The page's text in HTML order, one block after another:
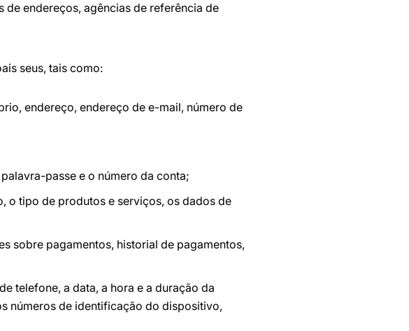
endereços, agências de referência de
seus, tais como:
endereço, endereço de e-mail, número de
passe e o número da conta;
o tipo de produtos e serviços, os dados de
sobre pagamentos, historial de pagamentos,
telefone, a data, a hora e a duração da
números de identificação do dispositivo,